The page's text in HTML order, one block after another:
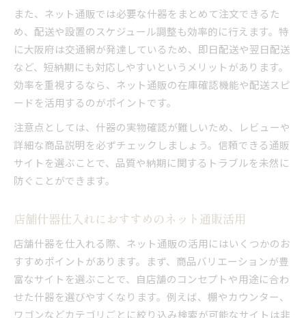
また、ネット通販では必要な什器をまとめて注文できるた
め、配送や設置のスケジュール調整も効率的に行えます。特
に大阪府は交通網が発達しているため、即日配送や翌日配送
など、短納期にも対応しやすいというメリットがあります。
効率を重視するなら、ネット通販の在庫確認機能や配送スピ
ードを活用するのがポイントです。
注意点としては、什器の実物確認が難しいため、レビューや
詳細な商品説明を必ずチェックしましょう。信頼できる通販
サイトを選ぶことで、品質や納期に関するトラブルを未然に
防ぐことができます。
店舗什器仕入れにおすすめのネット通販活用
店舗什器を仕入れる際、ネット通販の活用にはいくつかのお
すすめポイントがあります。まず、商品バリエーションが豊
富なサイトを選ぶことで、自店舗のコンセプトや用途に合わ
せた什器を選びやすくなります。例えば、棚やカウンター、
ワゴンなどカテゴリごとに絞り込み検索が可能なサイトは非